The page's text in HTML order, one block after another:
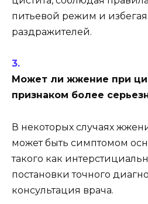
питьевой режим и
раздражителей.
Может ли жжение при
признаком более
В некоторых случаях
может быть симптомом
такого как
постановки точного
консультация врача.